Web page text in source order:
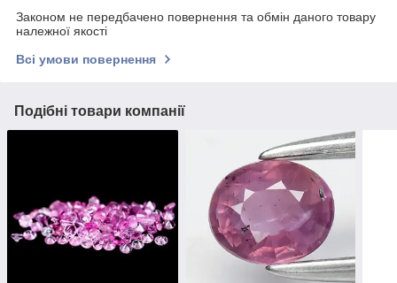
Законом не передбачено повернення та обмін даного товару
належної якості
Всі умови повернення
Подібні товари компанії